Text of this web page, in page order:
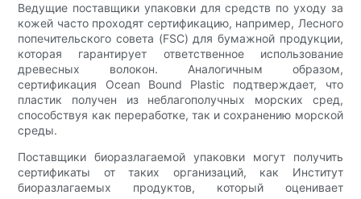
Ведущие поставщики упаковки для средств по уходу за
кожей часто проходят сертификацию, например, Лесного
попечительского совета (FSC) для бумажной продукции,
которая гарантирует ответственное использование
древесных волокон. Аналогичным образом,
сертификация Ocean Bound Plastic подтверждает, что
пластик получен из неблагополучных морских сред,
способствуя как переработке, так и сохранению морской
среды.
Поставщики биоразлагаемой упаковки могут получить
сертификаты от таких организаций, как Институт
биоразлагаемых продуктов, который оценивает